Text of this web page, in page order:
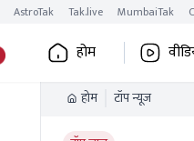
AstroTak Tak.live MumbaiTak
होम
होम टॉप न्यूज